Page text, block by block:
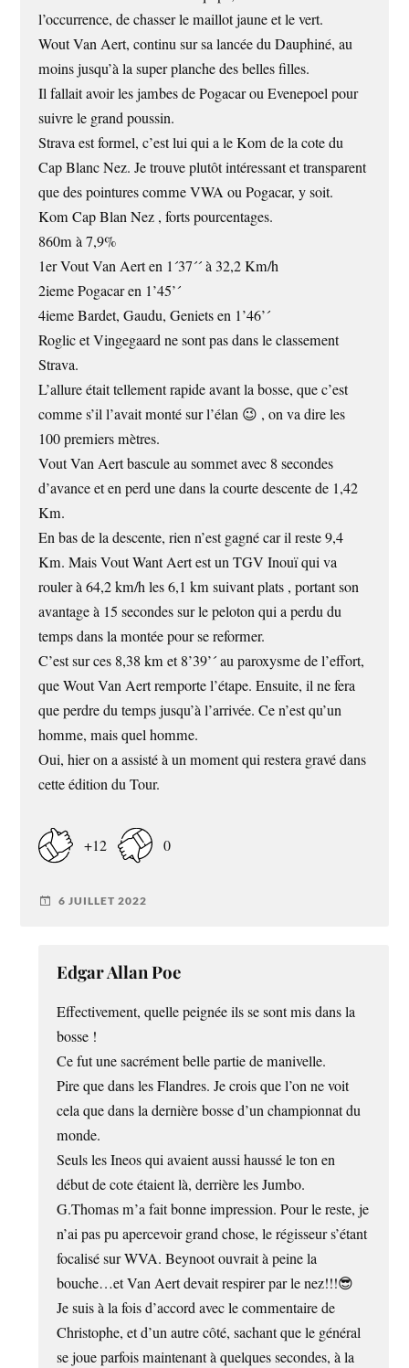
l’occurrence, de chasser le maillot jaune et le vert.
Wout Van Aert, continu sur sa lancée du Dauphiné, au
moins jusqu’à la super planche des belles filles.
Il fallait avoir les jambes de Pogacar ou Evenepoel pour
suivre le grand poussin.
Strava est formel, c’est lui qui a le Kom de la cote du
Cap Blanc Nez. Je trouve plutôt intéressant et transparent
que des pointures comme VWA ou Pogacar, y soit.
Kom Cap Blan Nez , forts pourcentages.
860m à 7,9%
1er Vout Van Aert en 1´37´´ à 32,2 Km/h
2ieme Pogacar en 1’45’´
4ieme Bardet, Gaudu, Geniets en 1’46’´
Roglic et Vingegaard ne sont pas dans le classement
Strava.
L’allure était tellement rapide avant la bosse, que c’est
comme s’il l’avait monté sur l’élan 😉 , on va dire les
100 premiers mètres.
Vout Van Aert bascule au sommet avec 8 secondes
d’avance et en perd une dans la courte descente de 1,42
Km.
En bas de la descente, rien n’est gagné car il reste 9,4
Km. Mais Vout Want Aert est un TGV Inouï qui va
rouler à 64,2 km/h les 6,1 km suivant plats , portant son
avantage à 15 secondes sur le peloton qui a perdu du
temps dans la montée pour se reformer.
C’est sur ces 8,38 km et 8’39’´ au paroxysme de l’effort,
que Wout Van Aert remporte l’étape. Ensuite, il ne fera
que perdre du temps jusqu’à l’arrivée. Ce n’est qu’un
homme, mais quel homme.
Oui, hier on a assisté à un moment qui restera gravé dans
cette édition du Tour.
+12 0
6 JUILLET 2022
Edgar Allan Poe
Effectivement, quelle peignée ils se sont mis dans la
bosse !
Ce fut une sacrément belle partie de manivelle.
Pire que dans les Flandres. Je crois que l’on ne voit
cela que dans la dernière bosse d’un championnat du
monde.
Seuls les Ineos qui avaient aussi haussé le ton en
début de cote étaient là, derrière les Jumbo.
G.Thomas m’a fait bonne impression. Pour le reste, je
n’ai pas pu apercevoir grand chose, le régisseur s’étant
focalisé sur WVA. Beynoot ouvrait à peine la
bouche…et Van Aert devait respirer par le nez!!!😎
Je suis à la fois d’accord avec le commentaire de
Christophe, et d’un autre côté, sachant que le général
se joue parfois maintenant à quelques secondes, à la